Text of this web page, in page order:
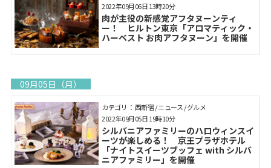
肉が主役の新感覚アフタヌーンティ
ー！ ヒルトン東京「アロマティック・
ハーベスト お肉アフタヌーン」を開催
2022年09月06日 13時20分
09月05日（月）
カテゴリ： 西新宿 / ニュース / グルメ
シルバニアファミリーのハロウィンスイ
ーツが楽しめる！ 京王プラザホテル
「ナイトスイーツブッフェ with シルバ
ニアファミリー」を開催
2022年09月05日 19時10分